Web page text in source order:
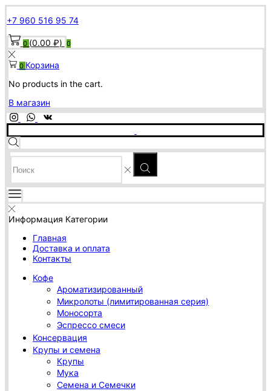
+7 960 516 95 74
0(0.00 ₽) 0
0 Корзина
No products in the cart.
В магазин
SEARCH
INPUT
Информация Категории
Главная
Доставка и оплата
Контакты
Кофе
Ароматизированный
Микролоты (лимитированная серия)
Моносорта
Эспрессо смеси
Консервация
Крупы и семена
Крупы
Мука
Семена и Семечки